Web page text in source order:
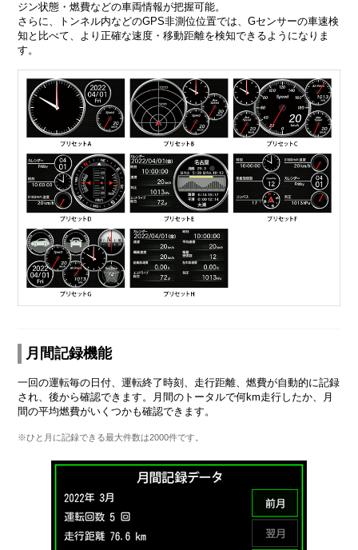
ジン状態・燃費などの車両情報が把握可能。
さらに、トンネル内などのGPS非測位位置では、Gセンサーの車速検
知と比べて、より正確な速度・移動距離を検知できるようになりま
す。
月間記録機能
一回の運転毎の日付、運転終了時刻、走行距離、燃費が自動的に記録
され、後から確認できます。月間のトータルで何km走行したか、月
間の平均燃費がいくつかも確認できます。
※ひと月に記録できる最大件数は2000件です。